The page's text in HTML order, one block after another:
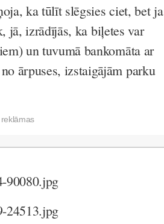
ka tūlīt slēgsies ciet, bet ja
jā, izrādījās, ka biļetes var
un tuvumā bankomāta ar
ārpuses, izstaigājām parku